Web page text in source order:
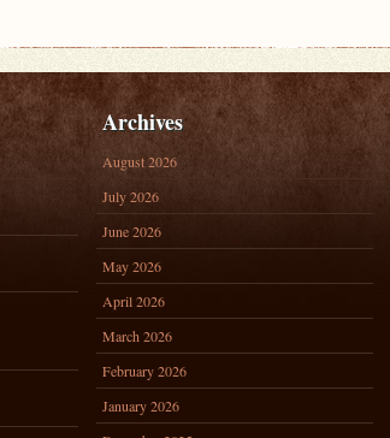
Archives
August 2026
July 2026
June 2026
May 2026
April 2026
March 2026
February 2026
January 2026